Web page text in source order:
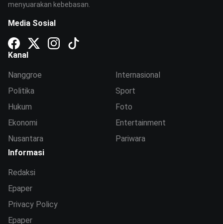
menyuarakan kebebasan.
Media Sosial
Kanal
Nanggroe
Politika
Hukum
Ekonomi
Nusantara
Internasional
Sport
Foto
Entertainment
Pariwara
Informasi
Redaksi
Epaper
Privacy Policy
Epaper